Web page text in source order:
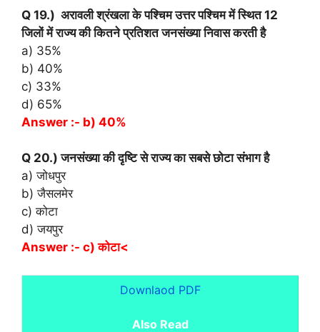
Q 19.) अरावली श्रंखला के पश्चिम उत्तर पश्चिम में स्थित 12
जिलों में राज्य की कितने प्रतिशत जनसंख्या निवास करती है
a) 35%
b) 40%
c) 33%
d) 65%
Answer :- b) 40%
Q 20.) जनसंख्या की दृष्टि से राज्य का सबसे छोटा संभाग है
a) जोधपुर
b) जैसलमेर
c) कोटा
d) जयपुर
Answer :- c) कोटा<
Downlaod PDF
Also Read